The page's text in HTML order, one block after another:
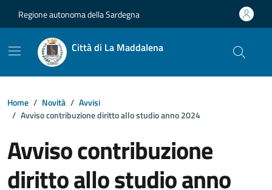
Regione autonoma della Sardegna
Città di La Maddalena
Home Novità
Avvisi
Avviso contribuzione diritto allo studio anno 2024
Avviso contribuzione
diritto allo studio anno